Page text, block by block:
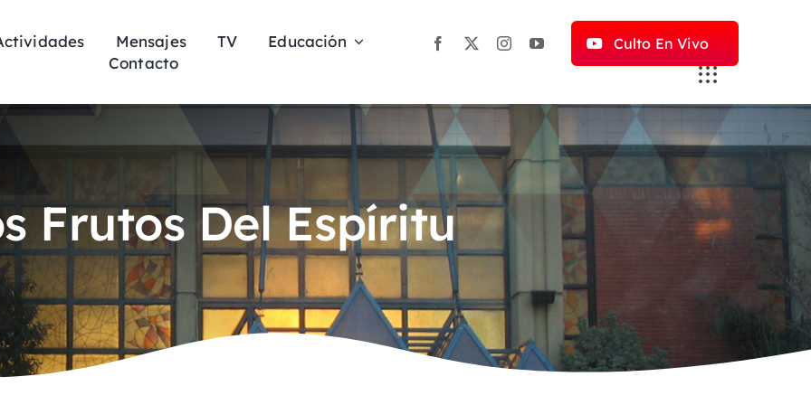
Mensajes TV
Educación
Contacto
Culto En Vivo
Frutos Del Espíritu